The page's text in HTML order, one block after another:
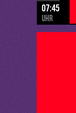
07:45
Uhr